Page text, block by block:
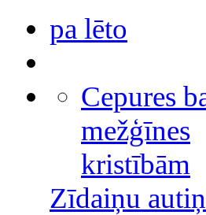
pa lēto
Cepures
mežģīnes
kristībām
Zīdaiņu